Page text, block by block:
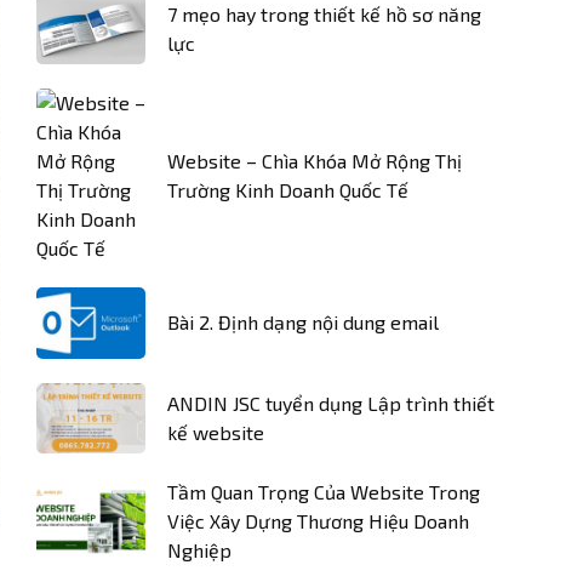
7 mẹo hay trong thiết kế hồ sơ năng
lực
Website – Chìa Khóa Mở Rộng Thị
Trường Kinh Doanh Quốc Tế
Bài 2. Định dạng nội dung email
ANDIN JSC tuyển dụng Lập trình thiết
kế website
Tầm Quan Trọng Của Website Trong
Việc Xây Dựng Thương Hiệu Doanh
Nghiệp